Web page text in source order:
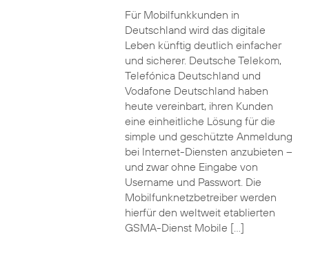
Für Mobilfunkkunden in
Deutschland wird das digitale
Leben künftig deutlich einfacher
und sicherer. Deutsche Telekom,
Telefónica Deutschland und
Vodafone Deutschland haben
heute vereinbart, ihren Kunden
eine einheitliche Lösung für die
simple und geschützte Anmeldung
bei Internet-Diensten anzubieten –
und zwar ohne Eingabe von
Username und Passwort. Die
Mobilfunknetzbetreiber werden
hierfür den weltweit etablierten
GSMA-Dienst Mobile […]